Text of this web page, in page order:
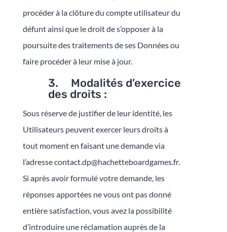
procéder à la clôture du compte utilisateur du
défunt ainsi que le droit de s’opposer à la
poursuite des traitements de ses Données ou
faire procéder à leur mise à jour.
3. Modalités d’exercice
des droits :
Sous réserve de justifier de leur identité, les
Utilisateurs peuvent exercer leurs droits à
tout moment en faisant une demande via
l’adresse contact.dp@hachetteboardgames.fr.
Si après avoir formulé votre demande, les
réponses apportées ne vous ont pas donné
entière satisfaction, vous avez la possibilité
d’introduire une réclamation auprès de la